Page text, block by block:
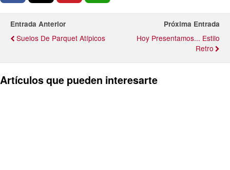
Entrada Anterior
Suelos De Parquet Atípicos
Próxima Entrada
Hoy Presentamos... Estilo
Retro
Artículos que pueden interesarte